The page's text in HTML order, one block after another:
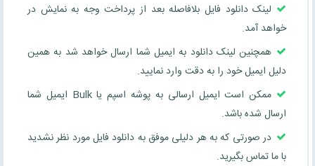
لینک دانلود فایل بلافاصله بعد از پرداخت وجه به نمایش در
خواهد آمد.
همچنین لینک دانلود به ایمیل شما ارسال خواهد شد به همین
دلیل ایمیل خود را به دقت وارد نمایید.
ممکن است ایمیل ارسالی به پوشه اسپم یا Bulk ایمیل شما
ارسال شده باشد.
در صورتی که به هر دلیلی موفق به دانلود فایل مورد نظر نشدید
با ما تماس بگیرید.